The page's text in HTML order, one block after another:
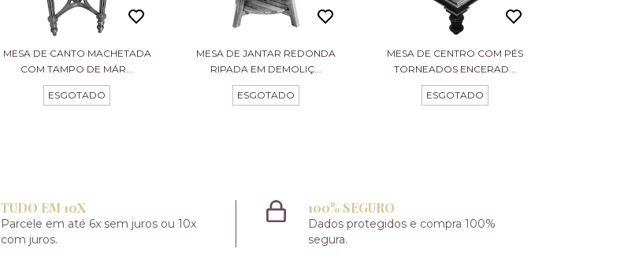
MESA DE CANTO MACHETADA
COM TAMPO DE MÁR...
ESGOTADO
MESA DE JANTAR REDONDA
RIPADA EM DEMOLIÇ...
ESGOTADO
MESA DE CENTRO COM PÉS
TORNEADOS ENCERAD...
ESGOTADO
TUDO EM 10X
Parcele em até 6x sem juros ou 10x
com juros.
100% SEGURO
Dados protegidos e compra 100%
segura.